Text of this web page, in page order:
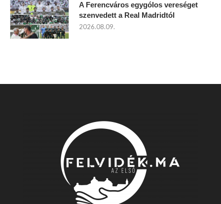
A Ferencváros egygólos vereséget
szenvedett a Real Madridtól
2026.08.09.